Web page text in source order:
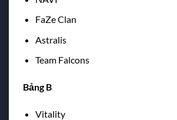
FaZe Clan
Astralis
Team Falcons
Bảng B
Vitality